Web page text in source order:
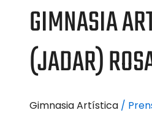
GIMNASIA
(JADAR)
Gimnasia Artística /